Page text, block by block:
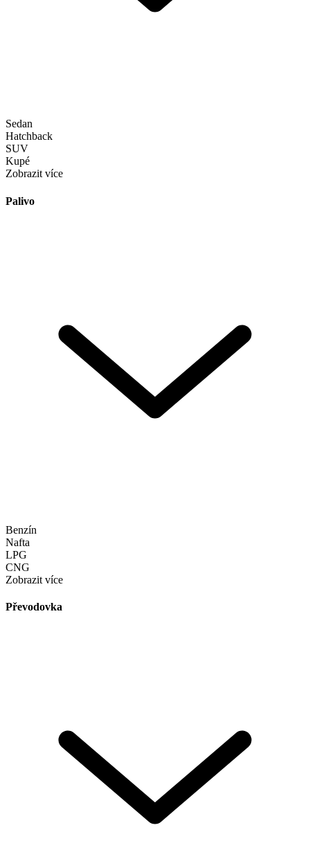
Sedan
Hatchback
SUV
Kupé
Zobrazit více
Palivo
Benzín
Nafta
LPG
CNG
Zobrazit více
Převodovka